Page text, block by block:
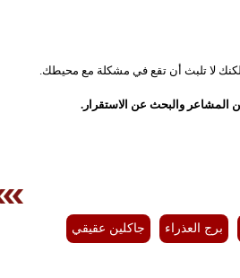
المشاعر والبحث عن الاستقرار.
برج العذراء جاكلين عقيقي